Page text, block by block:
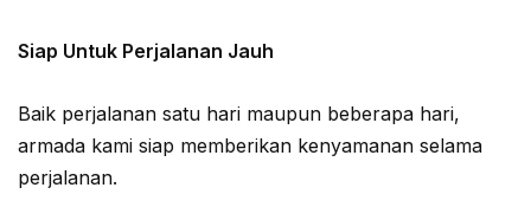
Siap Untuk Perjalanan Jauh
Baik perjalanan satu hari maupun beberapa hari,
armada kami siap memberikan kenyamanan selama
perjalanan.